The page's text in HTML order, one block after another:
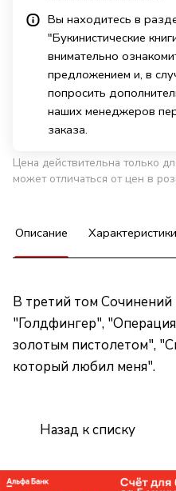
Вы находитесь в
"Букинистические
внимательно
предложением и, в
попросить
наших менеджеров
заказа.
Цена действительна только
может отличаться от цен в
Описание Характеристики
В третий том
"Голдфингер",
золотым пистолетом",
который любил меня".
Назад к списку